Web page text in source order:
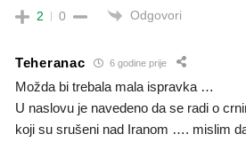
2 0 Odgovori
Teheranac 6 godine prije
Možda bi trebala mala ispravka …
U naslovu je navedeno da se radi o
koji su srušeni nad Iranom …. mislim